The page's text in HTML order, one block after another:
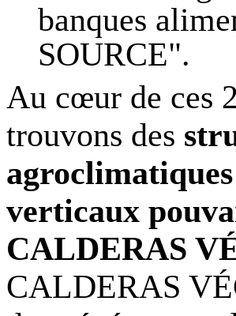
banques
SOURCE".
Au cœur de ces
trouvons des
verticaux
CALDERAS
CALDERAS